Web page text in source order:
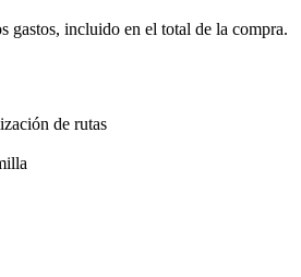
gastos, incluido en el total de la compra.
de rutas